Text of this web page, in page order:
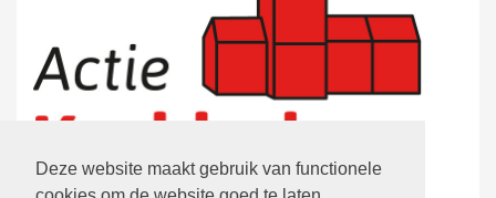
Deze website maakt gebruik van functionele